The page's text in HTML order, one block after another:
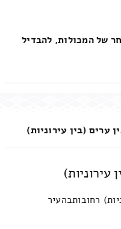
של המכולות, להבדיל
ערים (בין עירוניות)
עירוניות)
רחובותבהעיר